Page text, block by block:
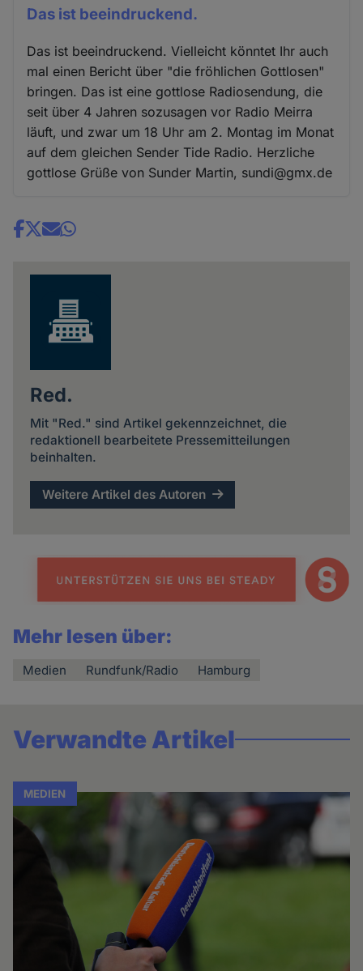
Das ist beeindruckend.
Das ist beeindruckend. Vielleicht könntet Ihr auch
mal einen Bericht über "die fröhlichen Gottlosen"
bringen. Das ist eine gottlose Radiosendung, die
seit über 4 Jahren sozusagen vor Radio Meirra
läuft, und zwar um 18 Uhr am 2. Montag im Monat
auf dem gleichen Sender Tide Radio. Herzliche
gottlose Grüße von Sunder Martin, sundi@gmx.de
Share
Red.
Mit "Red." sind Artikel gekennzeichnet, die
redaktionell bearbeitete Pressemitteilungen
beinhalten.
Weitere Artikel des Autoren
Mehr lesen über:
Medien Rundfunk/Radio Hamburg
Verwandte Artikel
MEDIEN